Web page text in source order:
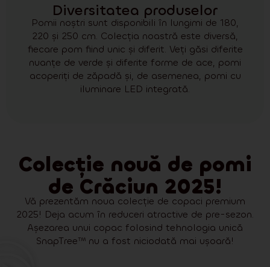
Diversitatea produselor
Pomii noștri sunt disponibili în lungimi de 180,
220 și 250 cm. Colecția noastră este diversă,
fiecare pom fiind unic și diferit. Veți găsi diferite
nuanțe de verde și diferite forme de ace, pomi
acoperiți de zăpadă și, de asemenea, pomi cu
iluminare LED integrată.
Colecție nouă de pomi
de Crăciun 2025!
Vă prezentăm noua colecție de copaci premium
2025! Deja acum în reduceri atractive de pre-sezon.
Așezarea unui copac folosind tehnologia unică
SnapTree™ nu a fost niciodată mai ușoară!